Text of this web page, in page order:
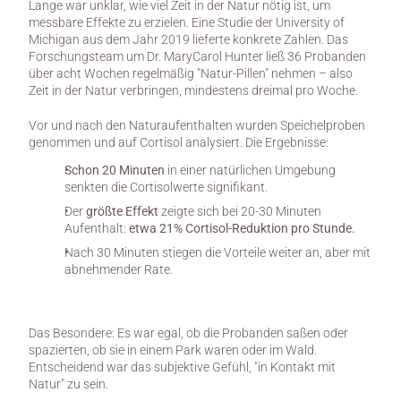
Lange war unklar, wie viel Zeit in der Natur nötig ist, um
messbare Effekte zu erzielen. Eine Studie der University of
Michigan aus dem Jahr 2019 lieferte konkrete Zahlen. Das
Forschungsteam um Dr. MaryCarol Hunter ließ 36 Probanden
über acht Wochen regelmäßig "Natur-Pillen" nehmen – also
Zeit in der Natur verbringen, mindestens dreimal pro Woche.
Vor und nach den Naturaufenthalten wurden Speichelproben
genommen und auf Cortisol analysiert. Die Ergebnisse:
Schon 20 Minuten in einer natürlichen Umgebung
senkten die Cortisolwerte signifikant.
Der größte Effekt zeigte sich bei 20-30 Minuten
Aufenthalt: etwa 21% Cortisol-Reduktion pro Stunde.
Nach 30 Minuten stiegen die Vorteile weiter an, aber mit
abnehmender Rate.
Das Besondere: Es war egal, ob die Probanden saßen oder
spazierten, ob sie in einem Park waren oder im Wald.
Entscheidend war das subjektive Gefühl, "in Kontakt mit
Natur" zu sein.